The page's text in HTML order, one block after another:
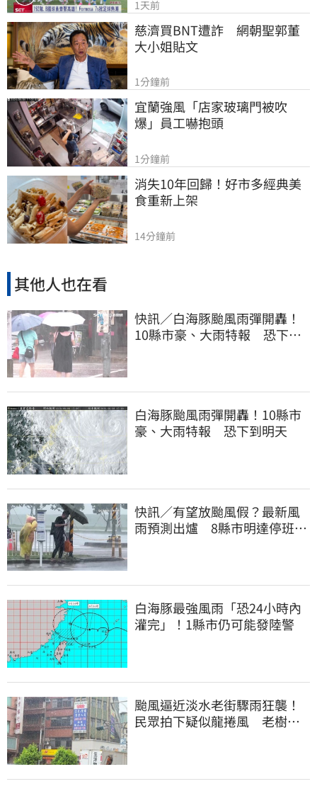
1天前
慈濟買BNT遭詐　網朝聖郭董
大小姐貼文
1分鐘前
宜蘭強風「店家玻璃門被吹
爆」員工嚇抱頭
1分鐘前
消失10年回歸！好市多經典美
食重新上架
14分鐘前
其他人也在看
快訊／白海豚颱風雨彈開轟！
10縣市豪、大雨特報 恐下到
白海豚颱風雨彈開轟！10縣市
豪、大雨特報 恐下到明天
快訊／有望放颱風假？最新風
雨預測出爐 8縣市明達停班停
白海豚最強風雨「恐24小時內
灌完」！1縣市仍可能發陸警
颱風逼近淡水老街驟雨狂襲！
民眾拍下疑似龍捲風 老樹遭